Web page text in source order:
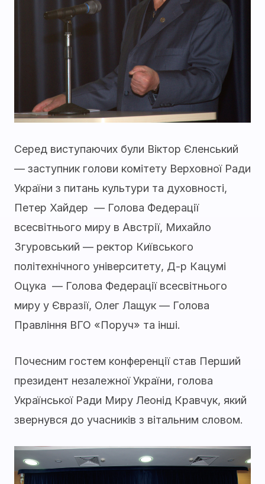
Серед виступаючих були Віктор Єленський
— заступник голови комітету Верховної Ради
України з питань культури та духовності,
Петер Хайдер — Голова Федерації
всесвітнього миру в Австрії, Михайло
Згуровський — ректор Київського
політехнічного університету, Д-р Кацумі
Оцука — Голова Федерації всесвітнього
миру у Євразії, Олег Лащук — Голова
Правління ВГО «Поруч» та інші.
Почесним гостем конференції став Перший
президент незалежної України, голова
Української Ради Миру Леонід Кравчук, який
звернувся до учасників з вітальним словом.